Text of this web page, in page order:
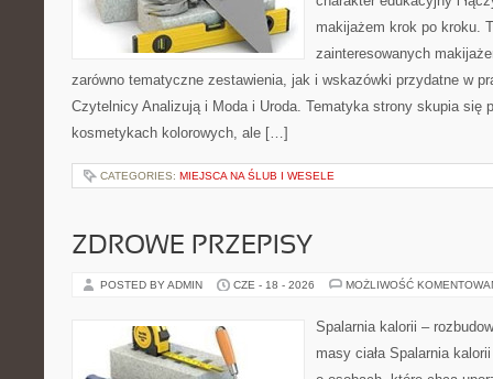
makijażem krok po kroku.
zainteresowanych
zarówno tematyczne zestawienia, jak i wskazówki przydatne w
Czytelnicy Analizują i Moda i Uroda. Tematyka strony skupia się
kosmetykach kolorowych, ale […]
CATEGORIES: MIEJSCA NA ŚLUB I WESELE
ZDROWE PRZEPISY
POSTED BY ADMIN CZE - 18 - 2026 MOŻLIWOŚĆ
Spalarnia kalorii –
masy ciała Spalarnia